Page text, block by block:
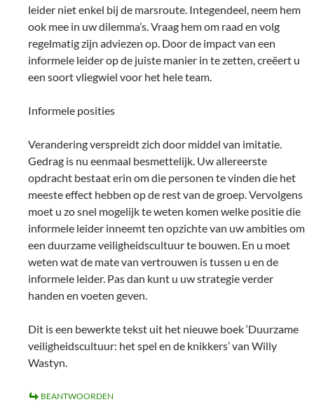
leider niet enkel bij de marsroute. Integendeel, neem hem
ook mee in uw dilemma’s. Vraag hem om raad en volg
regelmatig zijn adviezen op. Door de impact van een
informele leider op de juiste manier in te zetten, creëert u
een soort vliegwiel voor het hele team.
Informele posities
Verandering verspreidt zich door middel van imitatie.
Gedrag is nu eenmaal besmettelijk. Uw allereerste
opdracht bestaat erin om die personen te vinden die het
meeste effect hebben op de rest van de groep. Vervolgens
moet u zo snel mogelijk te weten komen welke positie die
informele leider inneemt ten opzichte van uw ambities om
een duurzame veiligheidscultuur te bouwen. En u moet
weten wat de mate van vertrouwen is tussen u en de
informele leider. Pas dan kunt u uw strategie verder
handen en voeten geven.
Dit is een bewerkte tekst uit het nieuwe boek ‘Duurzame
veiligheidscultuur: het spel en de knikkers’ van Willy
Wastyn.
BEANTWOORDEN